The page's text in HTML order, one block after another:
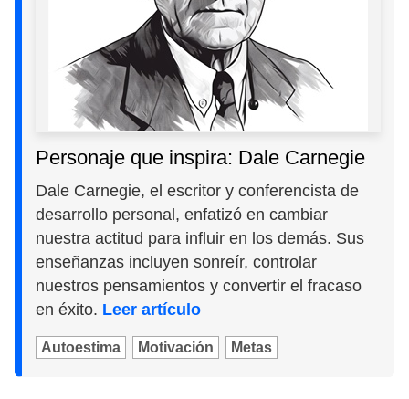
Personaje que inspira: Dale Carnegie
Dale Carnegie, el escritor y conferencista de
desarrollo personal, enfatizó en cambiar
nuestra actitud para influir en los demás. Sus
enseñanzas incluyen sonreír, controlar
nuestros pensamientos y convertir el fracaso
en éxito. Leer artículo
Autoestima Motivación Metas